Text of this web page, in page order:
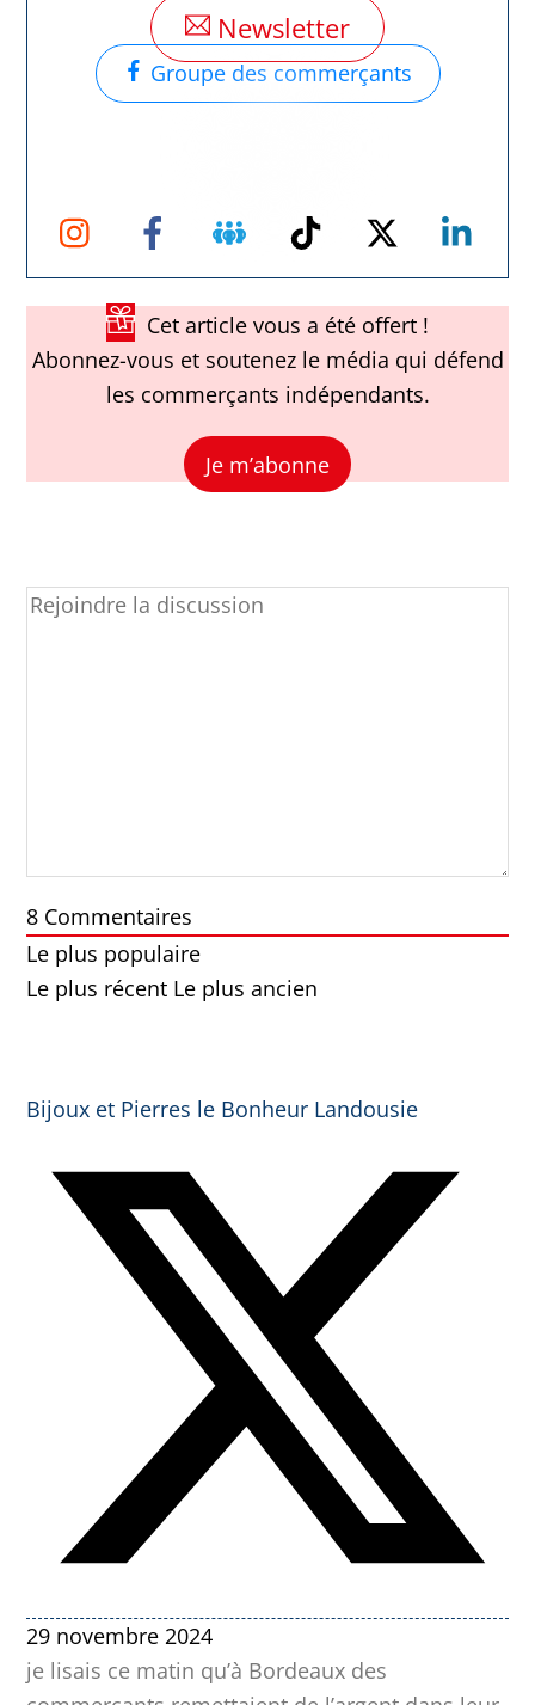
Newsletter
Groupe des commerçants
Instagram Facebook Groupe
Facebook
TikTok Twitter
Cet article vous a été offert !
Abonnez-vous et soutenez le média qui défend
les commerçants indépendants.
Je m’abonne
8 Commentaires
Le plus populaire
Le plus récent Le plus ancien
Bijoux et Pierres le Bonheur Landousie
29 novembre 2024
je lisais ce matin qu’à Bordeaux des